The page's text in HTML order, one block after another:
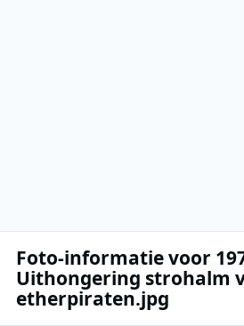
Foto-informatie voor
Uithongering strohalm
etherpiraten.jpg